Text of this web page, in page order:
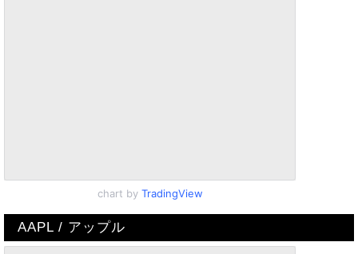
chart by TradingView
AAPL / アップル